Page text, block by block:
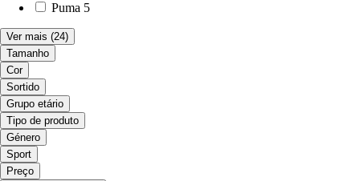
Puma 5
Ver mais (24)
Tamanho
Cor
Sortido
Grupo etário
Tipo de produto
Género
Sport
Preço